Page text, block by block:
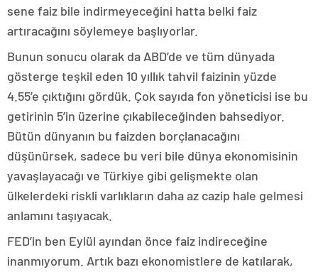
sene faiz bile indirmeyeceğini hatta belki faiz
artıracağını söylemeye başlıyorlar.
Bunun sonucu olarak da ABD’de ve tüm dünyada
gösterge teşkil eden 10 yıllık tahvil faizinin yüzde
4.55’e çıktığını gördük. Çok sayıda fon yöneticisi ise bu
getirinin 5’in üzerine çıkabileceğinden bahsediyor.
Bütün dünyanın bu faizden borçlanacağını
düşünürsek, sadece bu veri bile dünya ekonomisinin
yavaşlayacağı ve Türkiye gibi gelişmekte olan
ülkelerdeki riskli varlıkların daha az cazip hale gelmesi
anlamını taşıyacak.
FED’in ben Eylül ayından önce faiz indireceğine
inanmıyorum. Artık bazı ekonomistlere de katılarak,